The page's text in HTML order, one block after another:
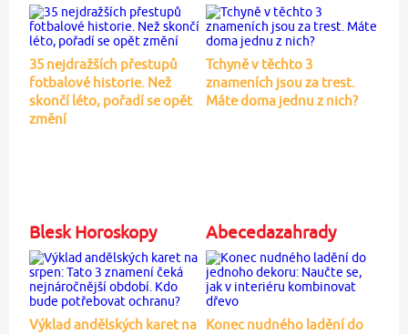
35 nejdražších přestupů
fotbalové historie. Než
skončí léto, pořadí se opět
změní
Tchyně v těchto 3
znameních jsou za trest.
Máte doma jednu z nich?
Blesk Horoskopy
Výklad andělských karet na
Abecedazahrady
Konec nudného ladění do